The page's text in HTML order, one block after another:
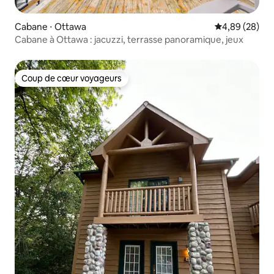
Cabane ⋅ Ottawa Évaluation
4,89 (28)
Cabane à Ottawa : jacuzzi, terrasse panoramique, jeux
Coup de cœur voyageurs
Coup de cœur voyageurs